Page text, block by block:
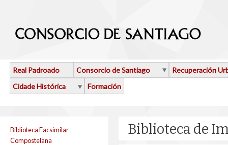
Real Padroado Consorcio de Santiago
Recuperación
Cidade Histórica
Formación
Biblioteca Facsimilar
Compostelana
Biblioteca de